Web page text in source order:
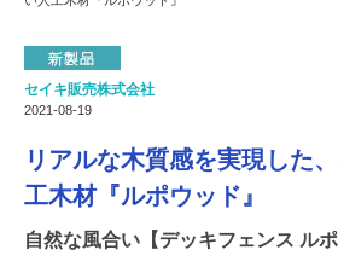
動画
かたなび コラ
すまいリング
Q＆A 販
セイキ販売株式会社
2021-08-19
リアルな木質感を実現した
工木材『ルポウッド』
自然な風合い【デッキフェンス ルポ